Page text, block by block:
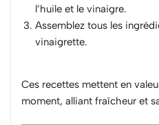
l’huile et le vinaigre.
Assemblez tous les
vinaigrette.
Ces recettes mettent en
moment, alliant fraîcheur et